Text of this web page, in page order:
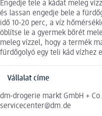
Engedje tele a kádat meleg
és lassan engedje bele a
idő 10-20 perc, a víz
öblítse le a gyermek bőrét
meleg vízzel, hogy a termék
fürdőgolyó egy teli kád vízhez
Vállalat címe
dm-drogerie markt GmbH +
servicecenter@dm.de